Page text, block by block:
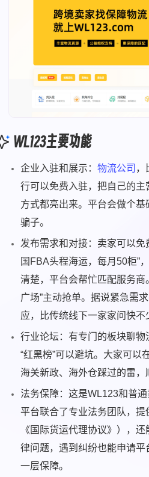
WL123主要功能
企业入驻和展示：物流公司 ，
行可以免费入驻，把自己的
方式都亮出来。平台会做个
骗子。
发布需求和对接：卖家可以免
国FBA头程海运，每月50柜”
清楚，平台会帮忙匹配服务商
广场”主动抢单。据说紧急需
应，比传统线下一家家问快不
行业论坛：有专门的板块聊
“红黑榜”可以避坑。大家可以
海关新政、海外仓踩过的雷，
法务保障：这是WL123和普通
平台联合了专业法务团队，提
《国际货运代理协议》），
律问题，遇到纠纷也能申请平
一层保障。